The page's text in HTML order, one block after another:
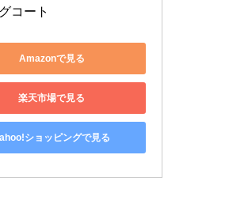
コート
Amazonで見る
楽天市場で見る
ショッピングで見る